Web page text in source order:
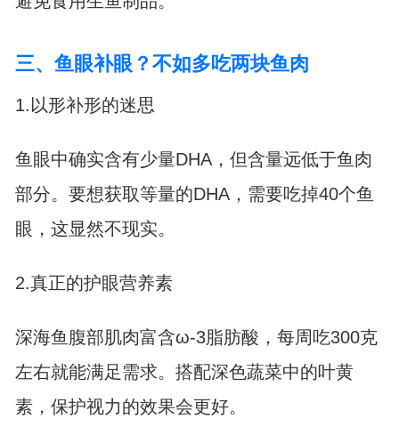
三、鱼眼补眼？不如多吃两块鱼肉
1.以形补形的迷思
鱼眼中确实含有少量DHA，但含量远低于鱼肉
部分。要想获取等量的DHA，需要吃掉40个鱼
眼，这显然不现实。
2.真正的护眼营养素
深海鱼腹部肌肉富含ω-3脂肪酸，每周吃300克
左右就能满足需求。搭配深色蔬菜中的叶黄
素，保护视力的效果会更好。